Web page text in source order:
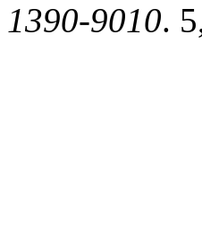
1390-9010.